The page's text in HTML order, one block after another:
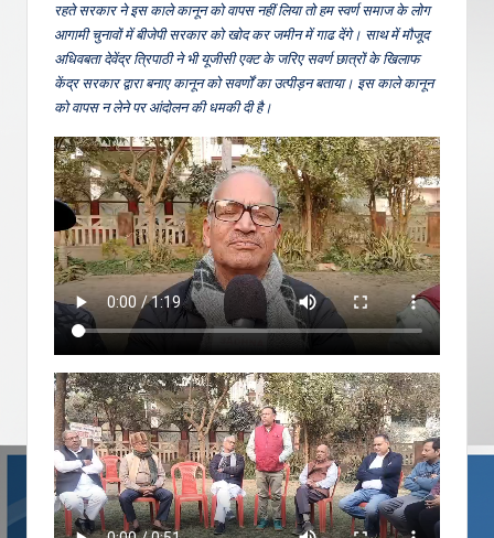
रहते सरकार ने इस काले कानून को वापस नहीं लिया तो हम स्वर्ण समाज के लोग
आगामी चुनावों में बीजेपी सरकार को खोद कर जमीन में गाढ देंगे। साथ में मौजूद
अधिवबता देवेंद्र त्रिपाठी ने भी यूजीसी एक्ट के जरिए सवर्ण छात्रों के खिलाफ
केंद्र सरकार द्वारा बनाए कानून को सवर्णों का उत्पीड़न बताया। इस काले कानून
को वापस न लेने पर आंदोलन की धमकी दी है।